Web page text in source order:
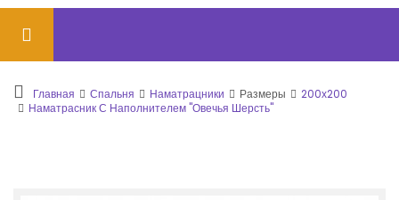
Главная Спальня Наматрацники Размеры
200х200
Наматрасник С Наполнителем "Овечья Шерсть"